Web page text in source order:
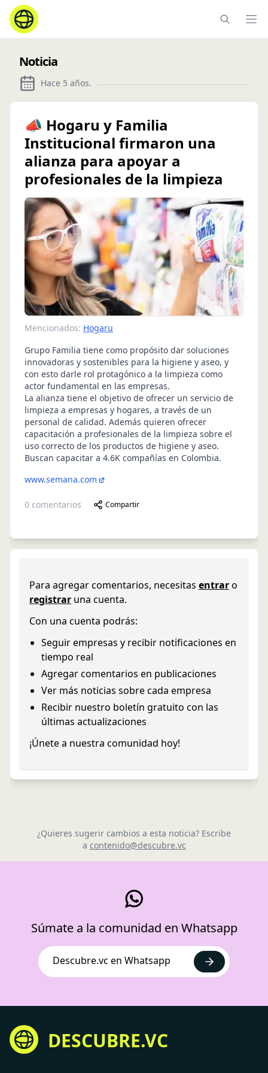
Noticia
Hace 5 años.
📣 Hogaru y Familia
Institucional firmaron una
alianza para apoyar a
profesionales de la limpieza
Mencionados: Hogaru
Grupo Familia tiene como propósito dar soluciones
innovadoras y sostenibles para la higiene y aseo, y
con esto darle rol protagónico a la limpieza como
actor fundamental en las empresas.
La alianza tiene el objetivo de ofrecer un servicio de
limpieza a empresas y hogares, a través de un
personal de calidad. Además quieren ofrecer
capacitación a profesionales de la limpieza sobre el
uso correcto de los productos de higiene y aseo.
Buscan capacitar a 4.6K compañías en Colombia.
www.semana.com
0 comentarios Compartir
Para agregar comentarios, necesitas entraro
registrar una cuenta.
Con una cuenta podrás:
Seguir empresas y recibir notificaciones en
tiempo real
Agregar comentarios en publicaciones
Ver más noticias sobre cada empresa
Recibir nuestro boletín gratuito con las
últimas actualizaciones
¡Únete a nuestra comunidad hoy!
¿Quieres sugerir cambios a esta noticia? Escribe
a contenido@descubre.vc
Súmate a la comunidad en Whatsapp
Descubre.vc en Whatsapp
DESCUBRE.VC